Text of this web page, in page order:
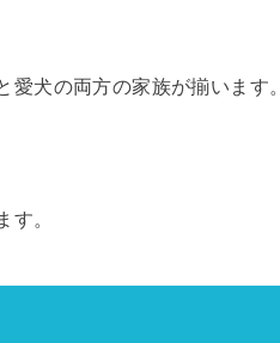
犬の両方の家族が揃います。
す。